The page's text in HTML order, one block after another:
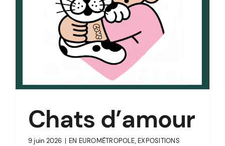
Chats d’amour
9 juin 2026 | EN EUROMÉTROPOLE, EXPOSITIONS